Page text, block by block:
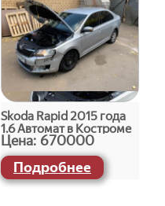
Skoda Rapid 2015 года
1.6 Автомат в Костроме
Цена: 670000
Подробнее